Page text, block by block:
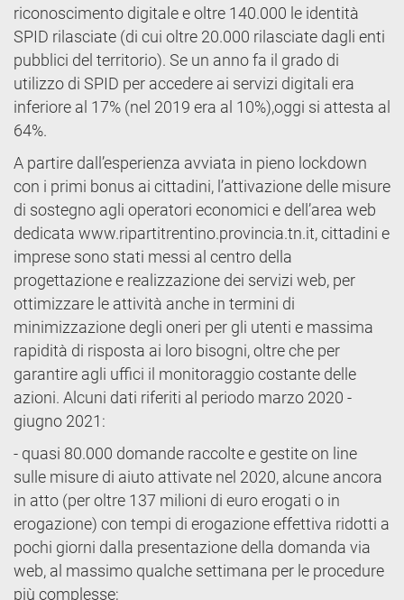
riconoscimento digitale e oltre 140.000 le identità
SPID rilasciate (di cui oltre 20.000 rilasciate dagli enti
pubblici del territorio). Se un anno fa il grado di
utilizzo di SPID per accedere ai servizi digitali era
inferiore al 17% (nel 2019 era al 10%),oggi si attesta al
64%.
A partire dall’esperienza avviata in pieno lockdown
con i primi bonus ai cittadini, l’attivazione delle misure
di sostegno agli operatori economici e dell’area web
dedicata www.ripartitrentino.provincia.tn.it, cittadini e
imprese sono stati messi al centro della
progettazione e realizzazione dei servizi web, per
ottimizzare le attività anche in termini di
minimizzazione degli oneri per gli utenti e massima
rapidità di risposta ai loro bisogni, oltre che per
garantire agli uffici il monitoraggio costante delle
azioni. Alcuni dati riferiti al periodo marzo 2020 -
giugno 2021:
- quasi 80.000 domande raccolte e gestite on line
sulle misure di aiuto attivate nel 2020, alcune ancora
in atto (per oltre 137 milioni di euro erogati o in
erogazione) con tempi di erogazione effettiva ridotti a
pochi giorni dalla presentazione della domanda via
web, al massimo qualche settimana per le procedure
più complesse;